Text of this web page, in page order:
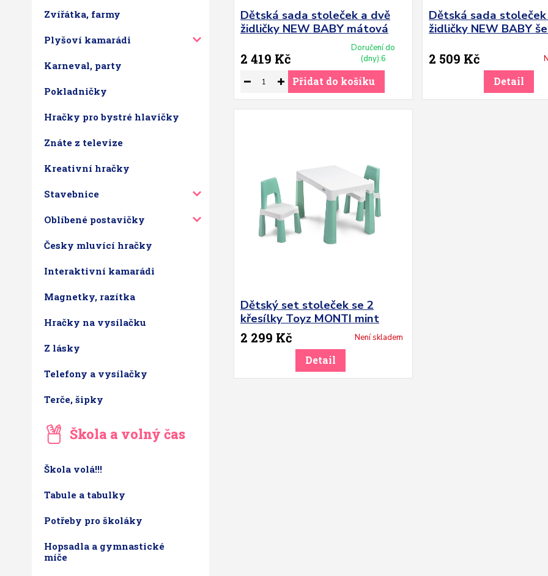
Zvířátka, farmy
Plyšoví kamarádi
Karneval, party
Pokladničky
Hračky pro bystré hlavičky
Znáte z televize
Kreativní hračky
Stavebnice
Oblíbené postavičky
Česky mluvící hračky
Interaktivní kamarádi
Magnetky, razítka
Hračky na vysílačku
Z lásky
Telefony a vysílačky
Terče, šipky
Škola a volný čas
Škola volá!!!
Tabule a tabulky
Potřeby pro školáky
Hopsadla a gymnastické
míče
Dětská sada stoleček a dvě
židličky NEW BABY mátová
2 419 Kč
Doručení do
(dny):6
Přidat do košíku
Dětská sada
židličky NEW BABY
2 509 Kč
Detail
Dětský set stoleček se 2
křesílky Toyz MONTI mint
2 299 Kč
Není skladem
Detail